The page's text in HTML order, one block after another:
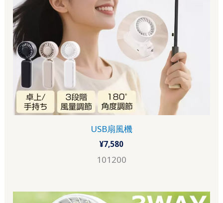
USB扇風機
¥7,580
101200